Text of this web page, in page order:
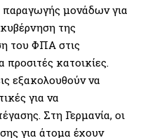
παραγωγής μονάδων για
της
του ΦΠΑ στις
προσιτές κατοικίες.
εξακολουθούν να
για να
Στη Γερμανία, οι
για άτομα έχουν